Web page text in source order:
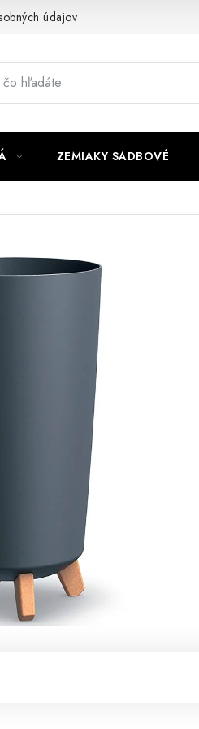
údajov
ZEMIAKY SADBOVÉ